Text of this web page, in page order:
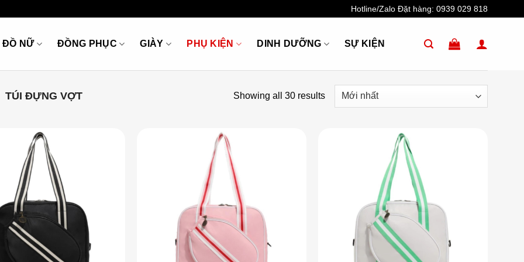
Hotline/Zalo Đặt hàng: 0939 029 818
ĐỒ NỮ ĐỒNG PHỤC GIÀY PHỤ KIỆN DINH DƯỠNG SỰ KIỆN
TÚI ĐỰNG VỢT Showing all 30 results